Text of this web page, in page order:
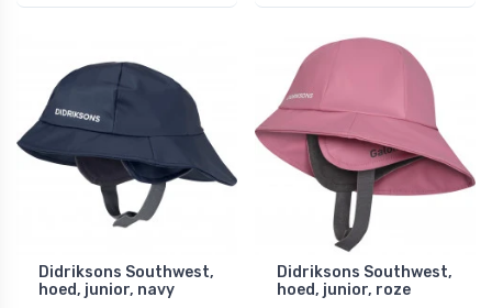
Didriksons Southwest,
hoed, junior, navy
Didriksons Southwest,
hoed, junior, roze